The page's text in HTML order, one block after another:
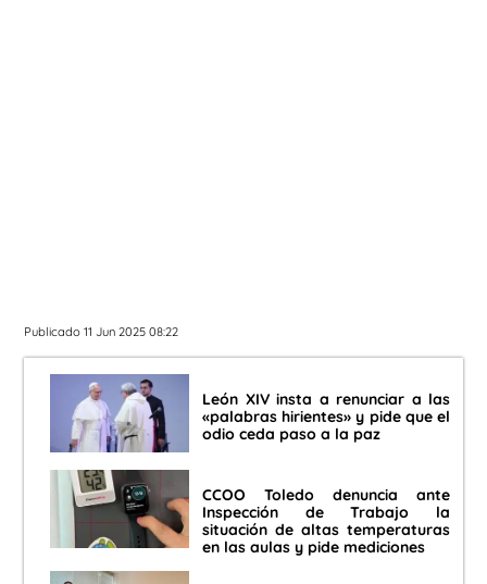
Publicado 11 Jun 2025 08:22
León XIV insta a renunciar a las
«palabras hirientes» y pide que el
odio ceda paso a la paz
CCOO Toledo denuncia ante
Inspección de Trabajo la
situación de altas temperaturas
en las aulas y pide mediciones